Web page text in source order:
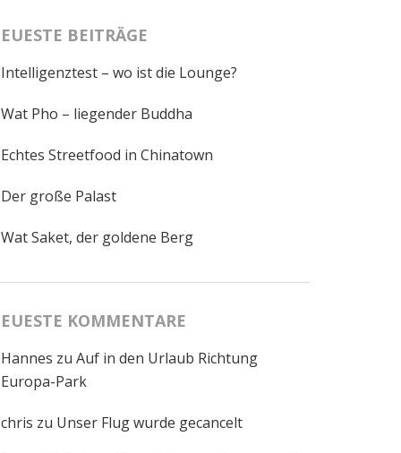
BEITRÄGE
Intelligenztest – wo ist die Lounge?
Wat Pho – liegender Buddha
Echtes Streetfood in Chinatown
Der große Palast
Wat Saket, der goldene Berg
KOMMENTARE
Hannes zu Auf in den Urlaub Richtung
Europa-Park
chris zu Unser Flug wurde gecancelt